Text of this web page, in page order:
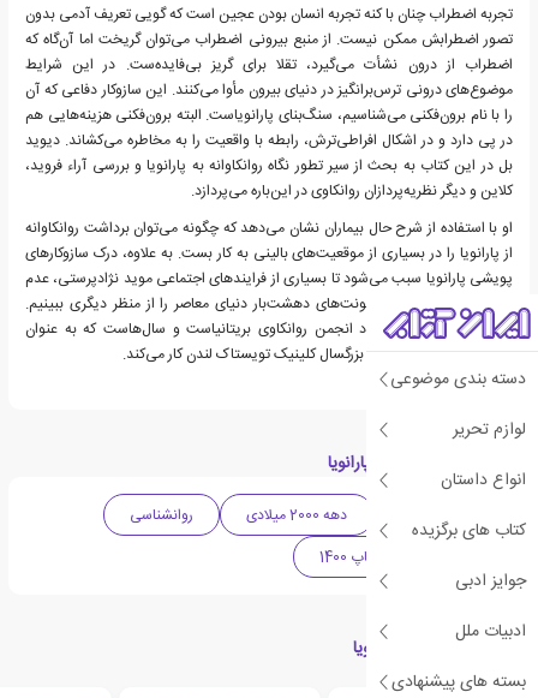
دسته بندی موضوعی
لوازم تحریر
انواع داستان
کتاب های برگزیده
جوایز ادبی
ادبیات ملل
بسته های پیشنهادی
تجربه اضطراب چنان با کنه تجربه انسان بودن عجین است که گویی تعریف آدمی بدون
تصور اضطرابش ممکن نیست. از منبع بیرونی اضطراب می‌توان گریخت اما آن‌گاه که
اضطراب از درون نشأت می‌گیرد، تقلا برای گریز بی‌فایده‌ست. در این شرایط
موضوع‌های درونی ترس‌برانگیز در دنیای بیرون مأوا می‌کنند. این سازوکار دفاعی که آن
را با نام برون‌فکنی می‌شناسیم، سنگ‌بنای پارانویاست. البته برون‌فکنی هزینه‌هایی هم
در پی دارد و در اشکال افراطی‌ترش، رابطه با واقعیت را به مخاطره می‌کشاند. دیوید
بل در این کتاب به بحث از سیر تطور نگاه روانکاوانه به پارانویا و بررسی آراء فروید،
کلاین و دیگر نظریه‌پردازان روانکاوی در این‌باره می‌پردازد.
او با استفاده از شرح حال بیماران نشان می‌دهد که چگونه می‌توان برداشت روانکاوانه
از پارانویا را در بسیاری از موقعیت‌های بالینی به کار بست. به علاوه، درک سازوکارهای
پویشی پارانویا سبب می‌شود تا بسیاری از فرایندهای اجتماعی موید نژادپرستی، عدم
رواداری و بسیاری از خشونت‌های دهشت‌بار دنیای معاصر را از منظر دیگری ببینیم.
دیوید بل روانکاو و استاد انجمن روانکاوی بریتانیاست و سال‌هاست که به عنوان
روانپزشک ارشد، در بخش بزرگسال کلینیک تویستاک لندن کار می‌کند.
دسته بندی های کتاب پارانویا
ادبیات انگلیس دهه 2000 میلادی
روانشناسی
پرفروش ترین های چاپ 1400
کتاب های مرتبط با پارانویا